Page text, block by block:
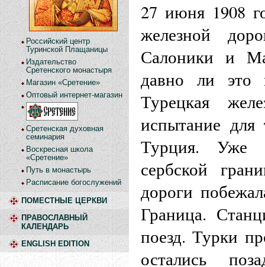
Российский центр
Туринской Плащаницы
Издательство
Сретенского монастыря
Магазин «Сретение»
Оптовый интернет-магазин
Сретенская духовная
семинария
Воскресная школа
«Сретение»
Путь в монастырь
Расписание богослужений
ПОМЕСТНЫЕ ЦЕРКВИ
ПРАВОСЛАВНЫЙ
КАЛЕНДАРЬ
ENGLISH EDITION
27 июня 1908
железной
Салоники и
давно ли
Турецкая
испытание
Турция. Уже
сербской
дороги
Граница.
поезд. Турки
остались